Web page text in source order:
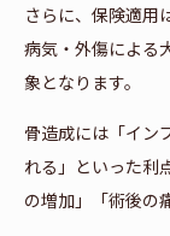
さらに、保険適用
病気・外傷による
象となります。
骨造成には「イン
れる」といった利
の増加」「術後の